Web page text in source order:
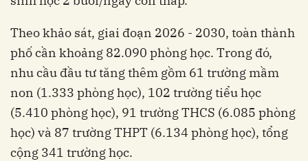
Theo khảo sát, giai đoạn 2026 - 2030, toàn thành
phố cần khoảng 82.090 phòng học. Trong đó,
nhu cầu đầu tư tăng thêm gồm 61 trường mầm
non (1.333 phòng học), 102 trường tiểu học
(5.410 phòng học), 91 trường THCS (6.085 phòng
học) và 87 trường THPT (6.134 phòng học), tổng
cộng 341 trường học.